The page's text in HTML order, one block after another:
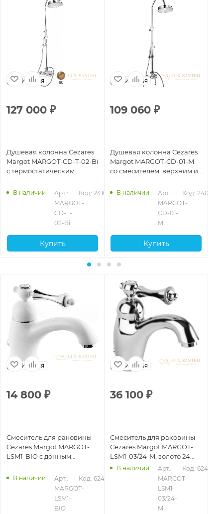
Италия
127 000 ₽
Душевая колонна Cezares
Margot MARGOT-CD-T-02-Bi
с термостатическим
В наличии
Арт.:
MARGOT-
CD-T-
02-Bi
Код: 24104
Купить
Италия
109 060 ₽
Душевая колонна Cezares
Margot MARGOT-CD-01-M
со смесителем, верхним и
В наличии
Арт.:
MARGOT-
CD-01-
M
Код: 24098
Купить
Италия
14 800 ₽
Смеситель для раковины
Cezares Margot MARGOT-
LSM1-BIO с донным
В наличии
Арт.:
MARGOT-
LSM1-
BIO
Код: 62433
Италия
36 100 ₽
Смеситель для раковины
Cezares Margot MARGOT-
LSM1-03/24-M, золото 24
карата
В наличии
Арт.:
MARGOT-
LSM1-
03/24-
M
Код: 62426